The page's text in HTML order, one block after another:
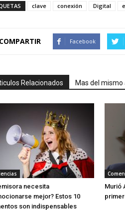
clave conexión Digital
COMPARTIR Facebook
Relacionados Mas del
necesita
mejor? Estos 10
son indispensables
Murió